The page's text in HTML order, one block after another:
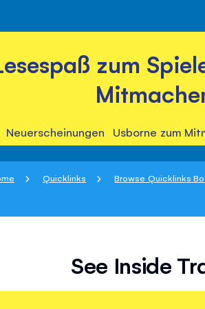
zum
Neuerscheinungen Usborne zum
Quicklinks Browse Quicklinks
See Inside